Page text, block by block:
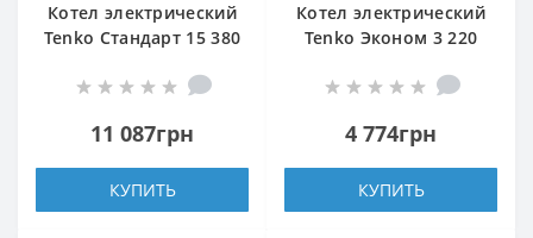
Котел электрический
Tenko Стандарт 15 380
11 087грн
КУПИТЬ
Котел электрический
Tenko Эконом 3 220
4 774грн
КУПИТЬ